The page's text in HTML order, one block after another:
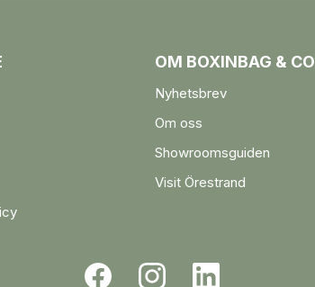
OM BOXINBAG & CO
Nyhetsbrev
Om oss
Showroomsguiden
Visit Örestrand